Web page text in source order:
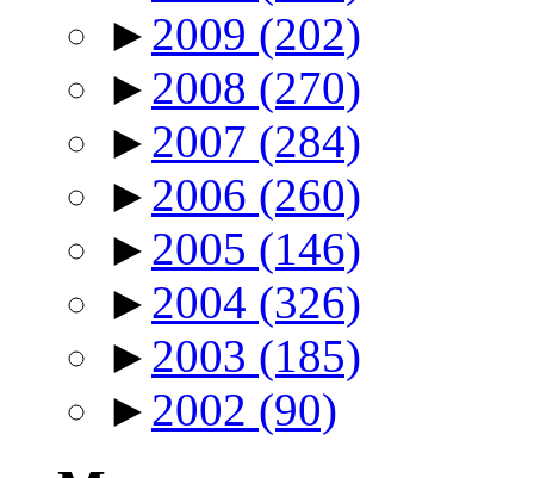
► 2009 (202)
► 2008 (270)
► 2007 (284)
► 2006 (260)
► 2005 (146)
► 2004 (326)
► 2003 (185)
► 2002 (90)